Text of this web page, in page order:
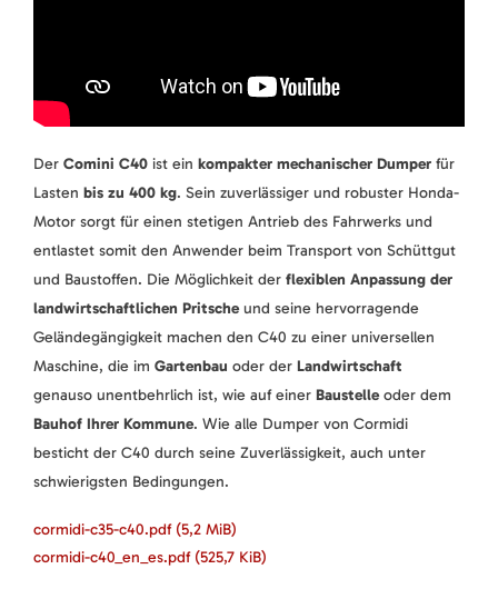
Der Comini C40 ist ein kompakter mechanischer Dumper für
Lasten bis zu 400 kg. Sein zuverlässiger und robuster Honda-
Motor sorgt für einen stetigen Antrieb des Fahrwerks und
entlastet somit den Anwender beim Transport von Schüttgut
und Baustoffen. Die Möglichkeit der flexiblen Anpassung der
landwirtschaftlichen Pritscheund seine hervorragende
Geländegängigkeit machen den C40 zu einer universellen
Maschine, die im Gartenbau oder der Landwirtschaft
genauso unentbehrlich ist, wie auf einer Baustelleoder dem
Bauhof Ihrer Kommune. Wie alle Dumper von Cormidi
besticht der C40 durch seine Zuverlässigkeit, auch unter
schwierigsten Bedingungen.
cormidi-c35-c40.pdf (5,2 MiB)
cormidi-c40_en_es.pdf (525,7 KiB)